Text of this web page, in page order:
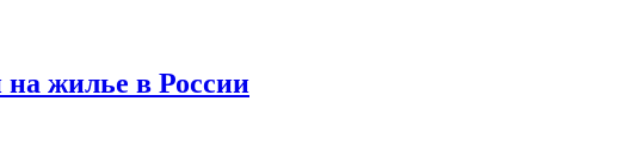
на жилье в России